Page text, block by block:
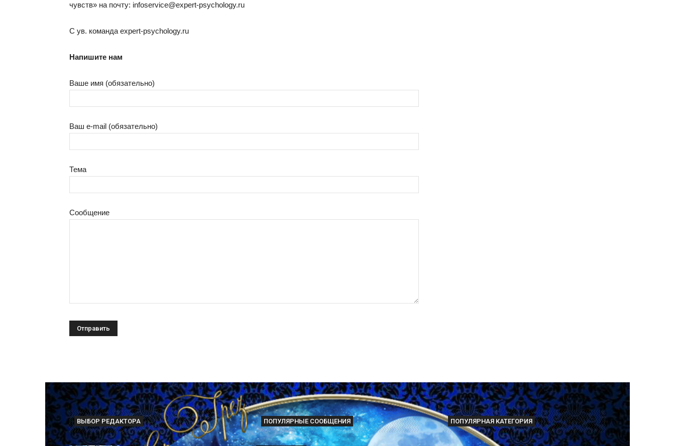
чувств» на почту: infoservice@expert-psychology.ru
С ув. команда expert-psychology.ru
Напишите нам
Ваше имя (обязательно)
Ваш e-mail (обязательно)
Тема
Сообщение
ВЫБОР РЕДАКТОРА ПОПУЛЯРНЫЕ СООБЩЕНИЯ ПОПУЛЯРНАЯ КАТЕГОРИЯ